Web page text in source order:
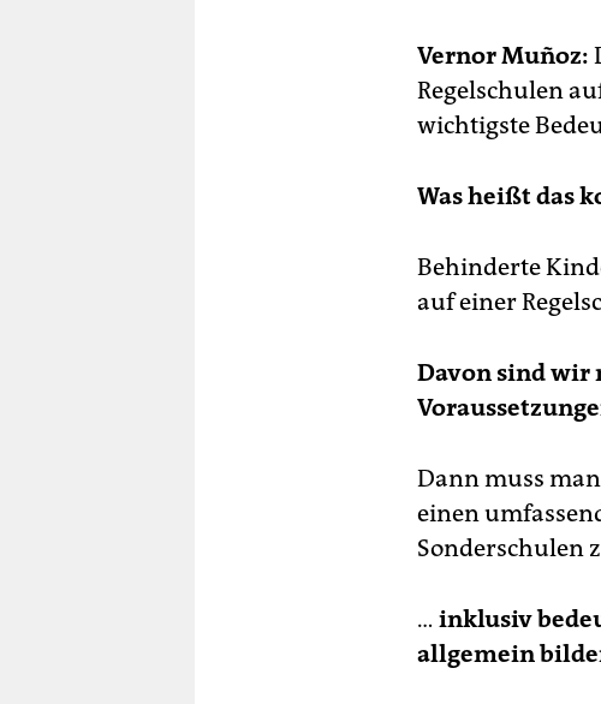
zurück.
Nun
Vernor Muñoz:
Regelschulen
wichtigste
Was heißt das
Behinderte
auf einer
Davon sind wir
Dann muss
einen
Sonderschulen
… inklusiv
allgemein